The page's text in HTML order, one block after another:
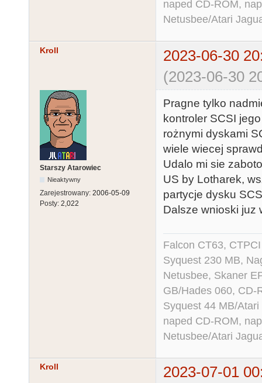
naped CD-ROM,
Netusbee/Atari
Kroll
2023-06-30
(2023-06-30
Starszy Atarowiec
Nieaktywny
Zarejestrowany: 2006-05-09
Posty: 2,022
Pragne tylko
kontroler SCSI
rożnymi dyskami
wiele wiecej
Udalo mi sie
US by Lotharek,
partycje dysku
Dalsze wnioski juz
Falcon CT63,
Syquest 230 MB,
Netusbee, Skaner
GB/Hades 060, CD-
Syquest 44 MB/
naped CD-ROM,
Netusbee/Atari
Kroll
2023-07-01